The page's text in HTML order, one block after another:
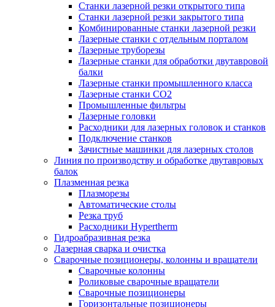
Станки лазерной резки открытого типа
Станки лазерной резки закрытого типа
Комбинированные станки лазерной резки
Лазерные станки с отдельным порталом
Лазерные труборезы
Лазерные станки для обработки двутавровой
балки
Лазерные станки промышленного класса
Лазерные станки CO2
Промышленные фильтры
Лазерные головки
Расходники для лазерных головок и станков
Подключение станков
Зачистные машинки для лазерных столов
Линия по производству и обработке двутавровых
балок
Плазменная резка
Плазморезы
Автоматические столы
Резка труб
Расходники Hypertherm
Гидроабразивная резка
Лазерная сварка и очистка
Сварочные позиционеры, колонны и вращатели
Сварочные колонны
Роликовые сварочные вращатели
Сварочные позиционеры
Горизонтальные позиционеры